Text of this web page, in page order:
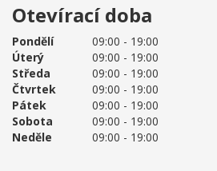
Otevírací doba
Pondělí
09:00 - 19:00
Úterý
09:00 - 19:00
Středa
09:00 - 19:00
Čtvrtek
09:00 - 19:00
Pátek
09:00 - 19:00
Sobota
09:00 - 19:00
Neděle
09:00 - 19:00